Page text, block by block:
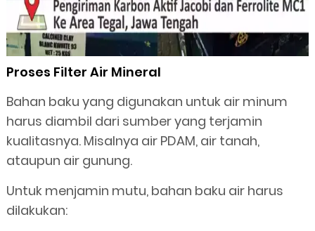
Proses Filter Air Mineral
Bahan baku yang digunakan untuk air minum
harus diambil dari sumber yang terjamin
kualitasnya. Misalnya air PDAM, air tanah,
ataupun air gunung.
Untuk menjamin mutu, bahan baku air harus
dilakukan: